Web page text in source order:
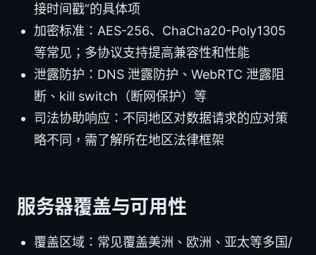
接时间戳”的具体项
加密标准：AES-256、ChaCha20-Poly1305
等常见；多协议支持提高兼容性和性能
泄露防护：DNS 泄露防护、WebRTC 泄露阻
断、kill switch（断网保护）等
司法协助响应：不同地区对数据请求的应对策
略不同，需了解所在地区法律框架
服务器覆盖与可用性
覆盖区域：常见覆盖美洲、欧洲、亚太等多国/